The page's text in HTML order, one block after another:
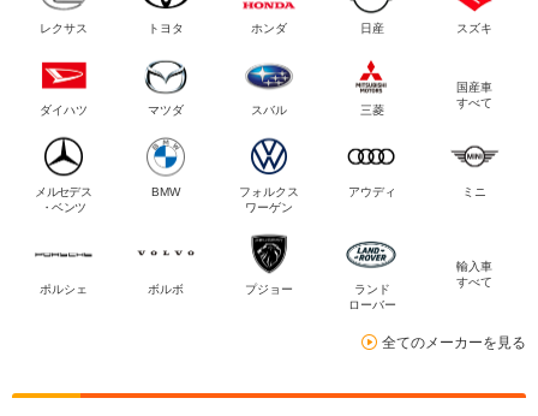
レクサス トヨタ ホンダ 日産 スズキ
ダイハツ マツダ スバル 三菱
国産車
すべて
メルセデス
・ベンツ
BMW
フォルクス
ワーゲン
アウディ ミニ
ポルシェ ボルボ プジョー
ランド
ローバー
輸入車
すべて
全てのメーカーを見る